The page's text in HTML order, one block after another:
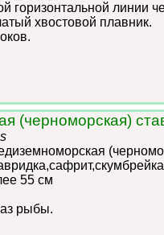
горизонтальной линии
хвостовой плавник.
(черноморская)
55 см
рыбы.